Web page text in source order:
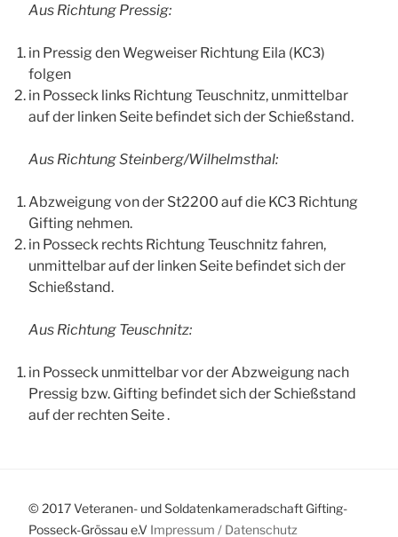
Aus Richtung Pressig:
in Pressig den Wegweiser Richtung Eila (KC3)
folgen
in Posseck links Richtung Teuschnitz, unmittelbar
auf der linken Seite befindet sich der Schießstand.
Aus Richtung Steinberg/Wilhelmsthal:
Abzweigung von der St2200 auf die KC3 Richtung
Gifting nehmen.
in Posseck rechts Richtung Teuschnitz fahren,
unmittelbar auf der linken Seite befindet sich der
Schießstand.
Aus Richtung Teuschnitz:
in Posseck unmittelbar vor der Abzweigung nach
Pressig bzw. Gifting befindet sich der Schießstand
auf der rechten Seite .
© 2017 Veteranen- und Soldatenkameradschaft Gifting-
Posseck-Grössau e.V Impressum / Datenschutz